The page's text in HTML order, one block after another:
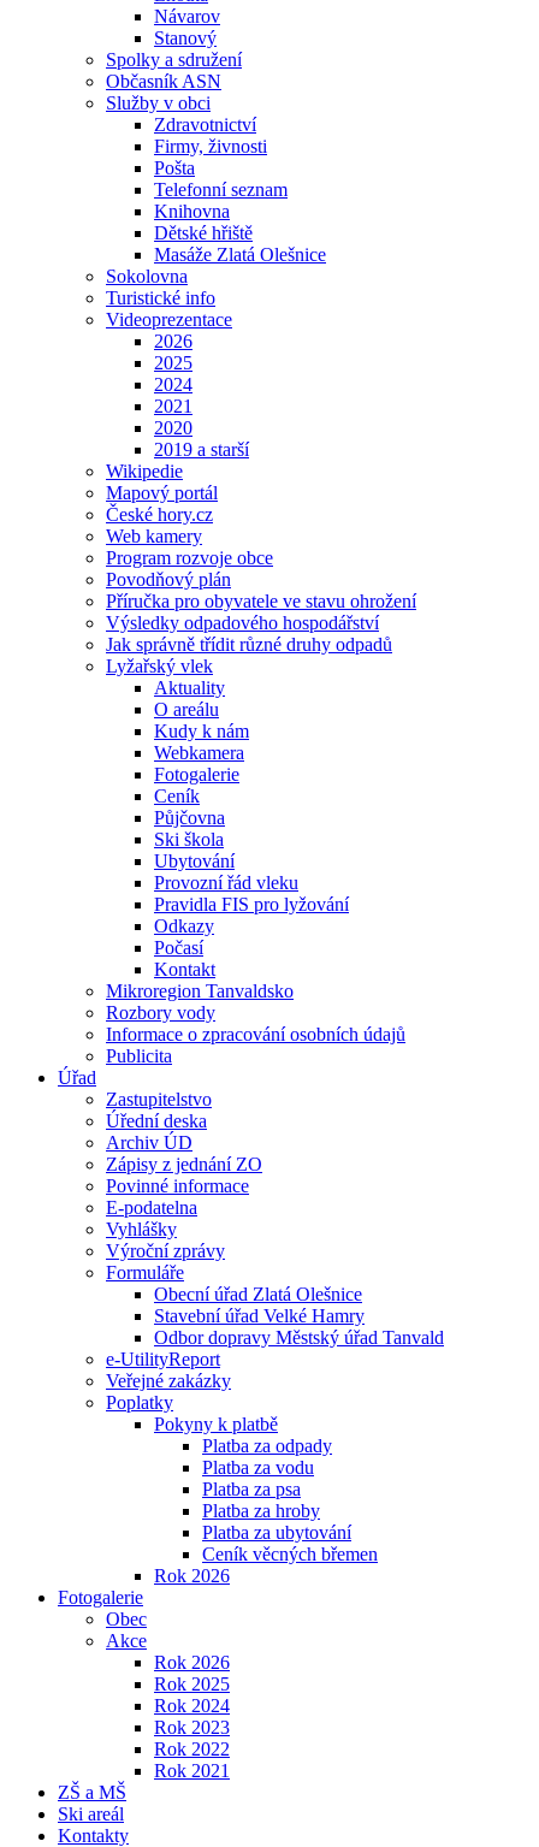
Návarov
Stanový
Spolky a sdružení
Občasník ASN
Služby v obci
Zdravotnictví
Firmy, živnosti
Pošta
Telefonní seznam
Knihovna
Dětské hřiště
Masáže Zlatá Olešnice
Sokolovna
Turistické info
Videoprezentace
2026
2025
2024
2021
2020
2019 a starší
Wikipedie
Mapový portál
České hory.cz
Web kamery
Program rozvoje obce
Povodňový plán
Příručka pro obyvatele ve stavu ohrožení
Výsledky odpadového hospodářství
Jak správně třídit různé druhy odpadů
Lyžařský vlek
Aktuality
O areálu
Kudy k nám
Webkamera
Fotogalerie
Ceník
Půjčovna
Ski škola
Ubytování
Provozní řád vleku
Pravidla FIS pro lyžování
Odkazy
Počasí
Kontakt
Mikroregion Tanvaldsko
Rozbory vody
Informace o zpracování osobních údajů
Publicita
Úřad
Zastupitelstvo
Úřední deska
Archiv ÚD
Zápisy z jednání ZO
Povinné informace
E-podatelna
Vyhlášky
Výroční zprávy
Formuláře
Obecní úřad Zlatá Olešnice
Stavební úřad Velké Hamry
Odbor dopravy Městský úřad Tanvald
e-UtilityReport
Veřejné zakázky
Poplatky
Pokyny k platbě
Platba za odpady
Platba za vodu
Platba za psa
Platba za hroby
Platba za ubytování
Ceník věcných břemen
Rok 2026
Fotogalerie
Obec
Akce
Rok 2026
Rok 2025
Rok 2024
Rok 2023
Rok 2022
Rok 2021
ZŠ a MŠ
Ski areál
Kontakty